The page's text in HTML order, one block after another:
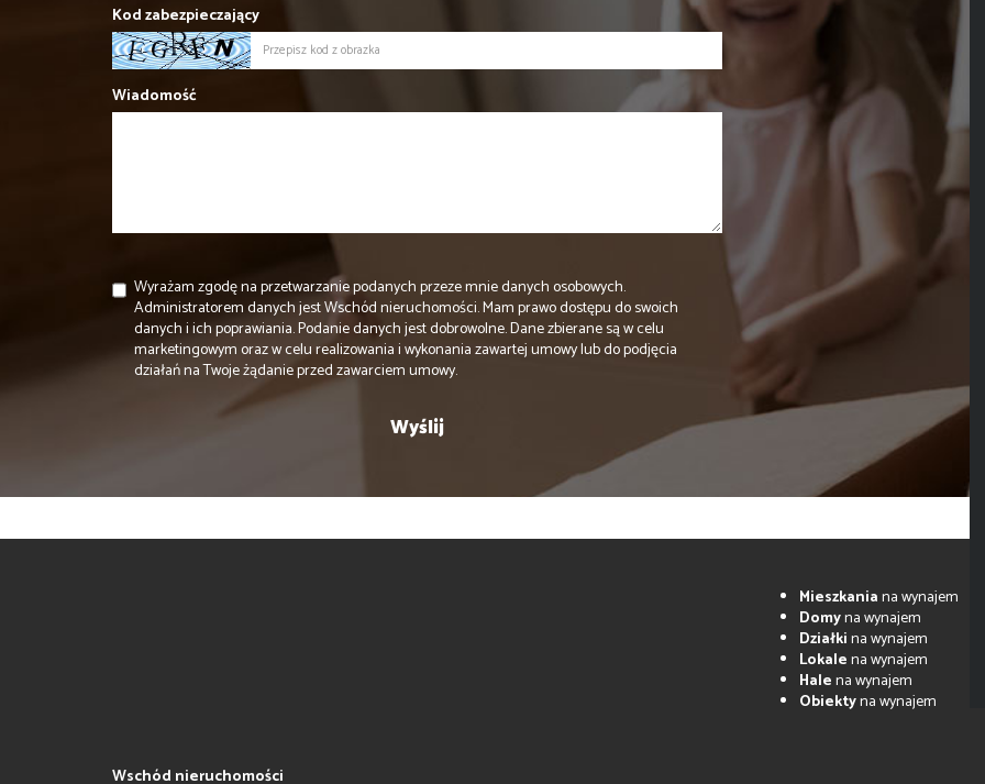
Kod zabezpieczający
Wiadomość
Wyrażam zgodę na przetwarzanie podanych przeze mnie danych osobowych.
Administratorem danych jest Wschód nieruchomości. Mam prawo dostępu do swoich
danych i ich poprawiania. Podanie danych jest dobrowolne. Dane zbierane są w celu
marketingowym oraz w celu realizowania i wykonania zawartej umowy lub do podjęcia
działań na Twoje żądanie przed zawarciem umowy.
Wschód nieruchomości
Mieszkaniana wynajem
Domyna wynajem
Działkina wynajem
Lokalena wynajem
Halena wynajem
Obiektyna wynajem